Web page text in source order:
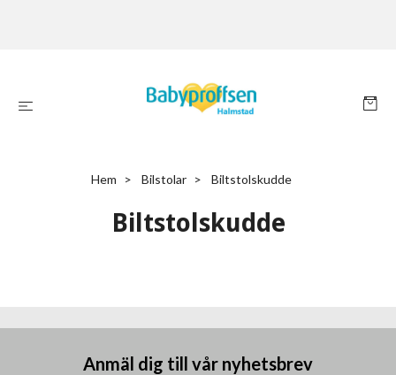
Hem Bilstolar Biltstolskudde
Biltstolskudde
Anmäl dig till vår nyhetsbrev